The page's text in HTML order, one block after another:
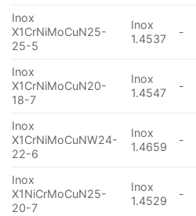
Inox
X1CrNiMoCuN25-
25-5
Inox
1.4537
-
Inox
X1CrNiMoCuN20-
18-7
Inox
1.4547
-
Inox
X1CrNiMoCuNW24-
22-6
Inox
1.4659
-
Inox
X1NiCrMoCuN25-
20-7
Inox
1.4529
-